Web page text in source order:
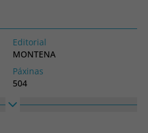
termine la temporada deseará
Pero en cada vuelo estoy más
si sigo pulsando el botón
que hay algo más. STEVIE
vuelo. Pensaba que lo había
a trabajar para la superestrella
Liga Nacional de Hockey,
Editorial
MONTENA
Páxinas
504
Idioma